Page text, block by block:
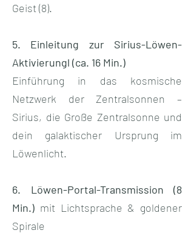
Geist (8).
5. Einleitung zur Sirius-Löwen-
Aktivierungl (ca. 16 Min.)
Einführung in das kosmische
Netzwerk der Zentralsonnen –
Sirius, die Große Zentralsonne und
dein galaktischer Ursprung im
Löwenlicht.
6. Löwen-Portal-Transmission (8
Min.) mit Lichtsprache & goldener
Spirale